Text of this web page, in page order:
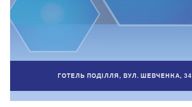
ГОТЕЛЬ ПОДІЛЛЯ, ВУЛ. ШЕВЧЕНКА, 34